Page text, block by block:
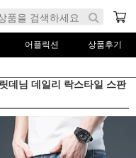
어플릭션 상품후기
데님 데일리 락스타일 스판